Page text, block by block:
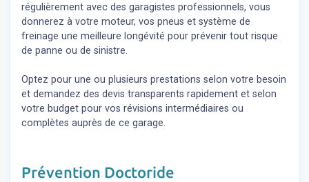
régulièrement avec des garagistes professionnels, vous
donnerez à votre moteur, vos pneus et système de
freinage une meilleure longévité pour prévenir tout risque
de panne ou de sinistre.
Optez pour une ou plusieurs prestations selon votre besoin
et demandez des devis transparents rapidement et selon
votre budget pour vos révisions intermédiaires ou
complètes auprès de ce garage.
Prévention Doctoride